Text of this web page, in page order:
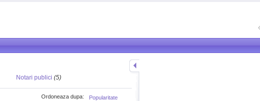
Notari publici (5)
Popularitate
Ordoneaza dupa: